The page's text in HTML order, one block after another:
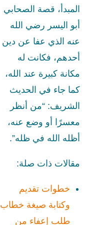
المبدأ، قصة الصحابي
أبو اليسر رضي الله
عنه الذي عفا عن دين
أحدهم، فكانت له
مكانة كبيرة عند الله،
كما جاء في الحديث
الشريف: “من أنظر
معسرًا أو وضع عنه،
أظله الله في ظله”.
مقالات ذات صلة:
خطوات تقديم
وكتابة صيغة خطاب
طلب إعفاء من